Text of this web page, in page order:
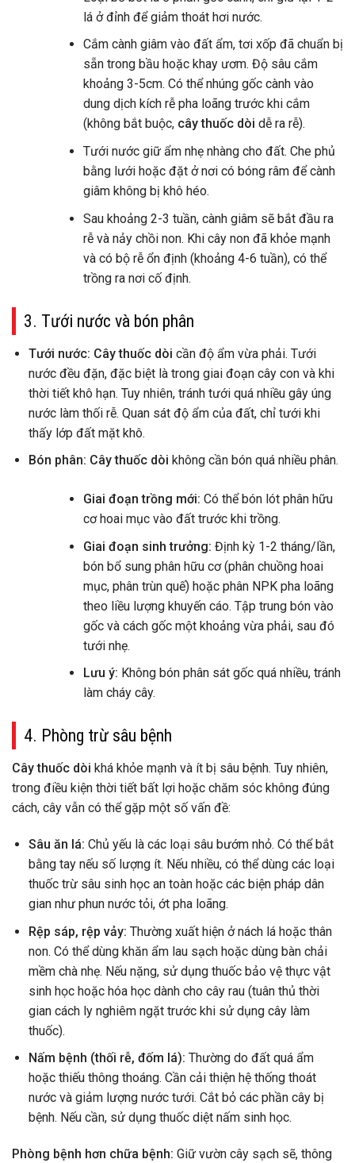
lá ở đỉnh để giảm thoát hơi nước.
Cắm cành giâm vào đất ẩm, tơi xốp đã chuẩn bị
sẵn trong bầu hoặc khay ươm. Độ sâu cắm
khoảng 3-5cm. Có thể nhúng gốc cành vào
dung dịch kích rễ pha loãng trước khi cắm
(không bắt buộc, cây thuốc dòi dễ ra rễ).
Tưới nước giữ ẩm nhẹ nhàng cho đất. Che phủ
bằng lưới hoặc đặt ở nơi có bóng râm để cành
giâm không bị khô héo.
Sau khoảng 2-3 tuần, cành giâm sẽ bắt đầu ra
rễ và nảy chồi non. Khi cây non đã khỏe mạnh
và có bộ rễ ổn định (khoảng 4-6 tuần), có thể
trồng ra nơi cố định.
3. Tưới nước và bón phân
Tưới nước: Cây thuốc dòi cần độ ẩm vừa phải. Tưới
nước đều đặn, đặc biệt là trong giai đoạn cây con và khi
thời tiết khô hạn. Tuy nhiên, tránh tưới quá nhiều gây úng
nước làm thối rễ. Quan sát độ ẩm của đất, chỉ tưới khi
thấy lớp đất mặt khô.
Bón phân: Cây thuốc dòi không cần bón quá nhiều phân.
Giai đoạn trồng mới: Có thể bón lót phân hữu
cơ hoai mục vào đất trước khi trồng.
Giai đoạn sinh trưởng: Định kỳ 1-2 tháng/lần,
bón bổ sung phân hữu cơ (phân chuồng hoai
mục, phân trùn quế) hoặc phân NPK pha loãng
theo liều lượng khuyến cáo. Tập trung bón vào
gốc và cách gốc một khoảng vừa phải, sau đó
tưới nhẹ.
Lưu ý: Không bón phân sát gốc quá nhiều, tránh
làm cháy cây.
4. Phòng trừ sâu bệnh
Cây thuốc dòi khá khỏe mạnh và ít bị sâu bệnh. Tuy nhiên,
trong điều kiện thời tiết bất lợi hoặc chăm sóc không đúng
cách, cây vẫn có thể gặp một số vấn đề:
Sâu ăn lá: Chủ yếu là các loại sâu bướm nhỏ. Có thể bắt
bằng tay nếu số lượng ít. Nếu nhiều, có thể dùng các loại
thuốc trừ sâu sinh học an toàn hoặc các biện pháp dân
gian như phun nước tỏi, ớt pha loãng.
Rệp sáp, rệp vảy: Thường xuất hiện ở nách lá hoặc thân
non. Có thể dùng khăn ẩm lau sạch hoặc dùng bàn chải
mềm chà nhẹ. Nếu nặng, sử dụng thuốc bảo vệ thực vật
sinh học hoặc hóa học dành cho cây rau (tuân thủ thời
gian cách ly nghiêm ngặt trước khi sử dụng cây làm
thuốc).
Nấm bệnh (thối rễ, đốm lá): Thường do đất quá ẩm
hoặc thiếu thông thoáng. Cần cải thiện hệ thống thoát
nước và giảm lượng nước tưới. Cắt bỏ các phần cây bị
bệnh. Nếu cần, sử dụng thuốc diệt nấm sinh học.
Phòng bệnh hơn chữa bệnh: Giữ vườn cây sạch sẽ, thông